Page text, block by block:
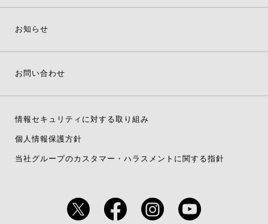
お知らせ
お問い合わせ
情報セキュリティに対する取り組み
個人情報保護方針
当社グループのカスタマー・ハラスメントに関する指針